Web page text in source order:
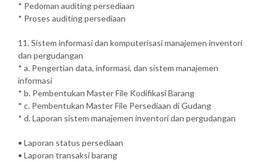
* Pedoman auditing persediaan
* Proses auditing persediaan
11. Sistem informasi dan komputerisasi manajemen inventori
dan pergudangan
* a. Pengertian data, informasi, dan sistem manajemen
informasi
* b. Pembentukan Master File Kodifikasi Barang
* c. Pembentukan Master File Persediaan di Gudang
* d. Laporan sistem manajemen inventori dan pergudangan
• Laporan status persediaan
• Laporan transaksi barang